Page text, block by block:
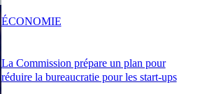
La Commission prépare un plan pour
réduire la bureaucratie pour les start-ups
ÉCONOMIE